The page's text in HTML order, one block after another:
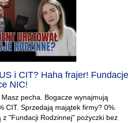
i CIT? Haha frajer! Fundacje
NIC!
pecha. Bogacze wynajmują
CIT. Sprzedają majątek firmy? 0%.
z "Fundacji Rodzinnej" pożyczki bez